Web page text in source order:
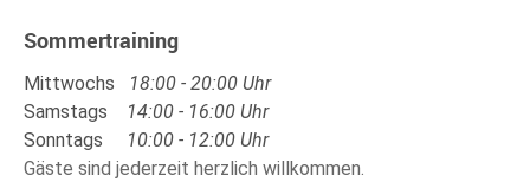
Sommertraining
Mittwochs
18:00 - 20:00 Uhr
Samstags
14:00 - 16:00 Uhr
Sonntags
10:00 - 12:00 Uhr
Gäste sind jederzeit herzlich willkommen.